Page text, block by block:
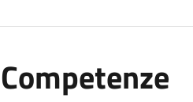
Competenze